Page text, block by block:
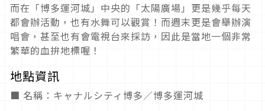
而在「博多運河城」中央的「太陽廣場」更是幾乎每天
都會辦活動，也有水舞可以觀賞！而週末更是會舉辦演
唱會，甚至也有會電視台來採訪，因此是當地一個非常
繁華的血拚地標喔！
地點資訊
■ 名稱：キャナルシティ博多／博多運河城